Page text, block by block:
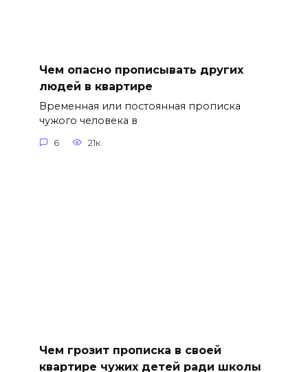
Чем опасно прописывать других
людей в квартире
Временная или постоянная прописка
чужого человека в
6 21к.
Чем грозит прописка в своей
квартире чужих детей ради школы